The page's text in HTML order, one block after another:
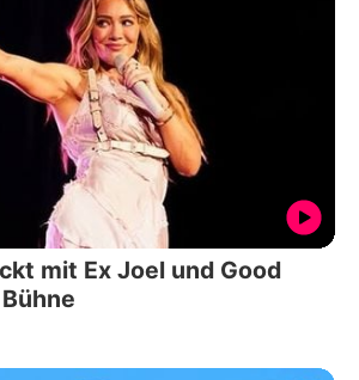
mit Ex Joel und Good